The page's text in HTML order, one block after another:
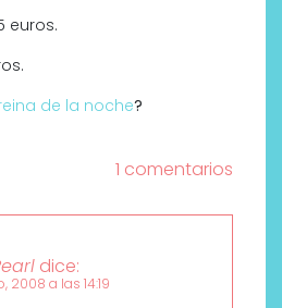
euros.
de la noche?
1 comentarios
dice:
2008 a las 14:19